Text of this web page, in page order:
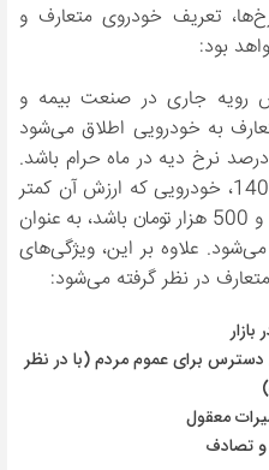
تعریف خودروی متعارف و
بود:
رویه جاری در صنعت بیمه و
به خودرویی اطلاق می‌شود
که ارزش آن، کمتر از 50 درصد نرخ دیه در ماه حرام باشد.
به عبارت دیگر، در سال 1404، خودرویی که ارزش آن کمتر
از 1 میلیارد و 66 میلیون و 500 هزار تومان باشد، به عنوان
علاوه بر این، ویژگی‌های
در نظر گرفته می‌شود:
برای عموم مردم (با در نظر
معقول
تصادف